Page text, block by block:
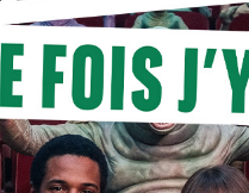
(les infos suivront) ou
: BE 98 0017 1090 5093
l’inscription)